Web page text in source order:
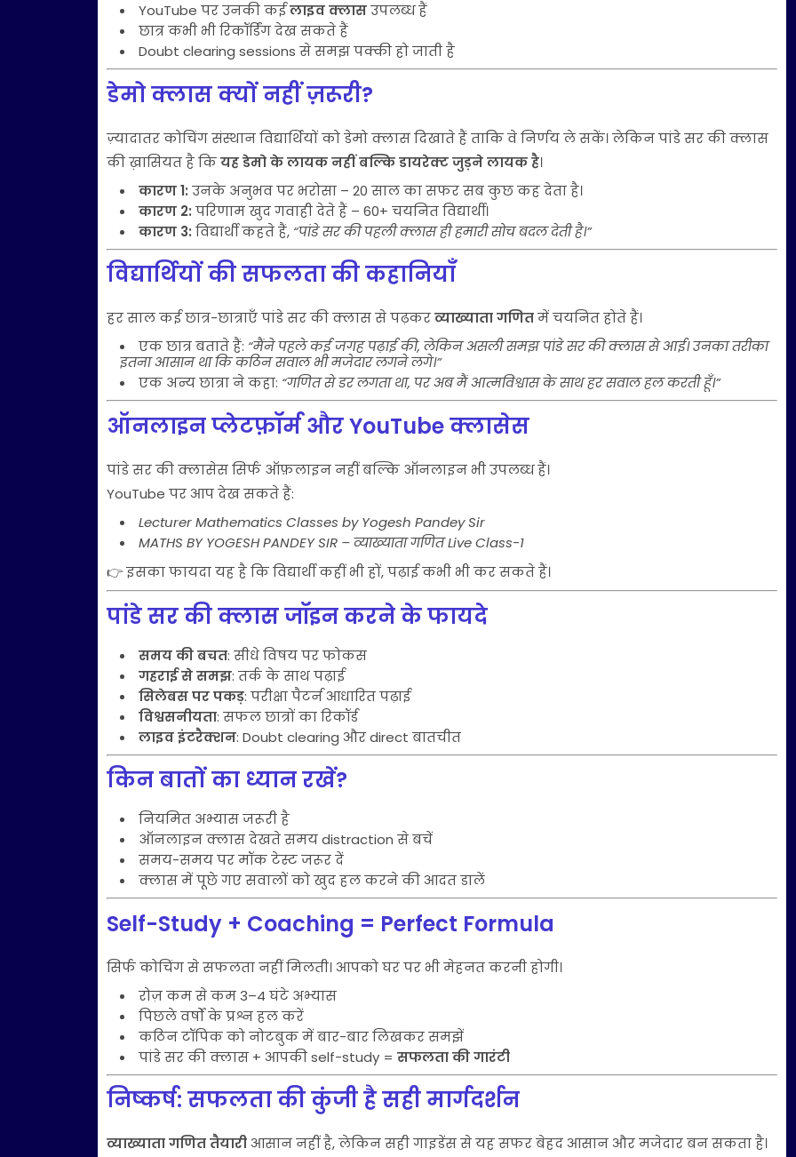
YouTube पर उनकी कईलाइव क्लासउपलब्ध हैं
छात्र कभी भी रिकॉर्डिंग देख सकते हैं
Doubt clearing sessions से समझ पक्की हो जाती है
डेमो क्लास क्यों नहीं ज़रूरी?
ज़्यादातर कोचिंग संस्थान विद्यार्थियों को डेमो क्लास दिखाते हैं ताकि वे निर्णय ले सकें। लेकिन पांडे सर की क्लास
की ख़ासियत है कियह डेमो के लायक नहीं बल्कि डायरेक्ट जुड़ने लायक है।
कारण 1: उनके अनुभव पर भरोसा – 20 साल का सफर सब कुछ कह देता है।
कारण 2: परिणाम खुद गवाही देते हैं – 60+ चयनित विद्यार्थी।
कारण 3: विद्यार्थी कहते हैं, “पांडे सर की पहली क्लास ही हमारी सोच बदल देती है।”
विद्यार्थियों की सफलता की कहानियाँ
हर साल कई छात्र-छात्राएँ पांडे सर की क्लास से पढ़करव्याख्याता गणितमें चयनित होते हैं।
एक छात्र बताते हैं: “मैंने पहले कई जगह पढ़ाई की, लेकिन असली समझ पांडे सर की क्लास से आई। उनका तरीका
इतना आसान था कि कठिन सवाल भी मजेदार लगने लगे।”
एक अन्य छात्रा ने कहा: “गणित से डर लगता था, पर अब मैं आत्मविश्वास के साथ हर सवाल हल करती हूँ।”
ऑनलाइन प्लेटफ़ॉर्म और YouTube क्लासेस
पांडे सर की क्लासेस सिर्फ ऑफ़लाइन नहीं बल्कि ऑनलाइन भी उपलब्ध हैं।
YouTube पर आप देख सकते हैं:
Lecturer Mathematics Classes by Yogesh Pandey Sir
MATHS BY YOGESH PANDEY SIR – व्याख्याता गणित Live Class-1
👉 इसका फायदा यह है कि विद्यार्थी कहीं भी हों, पढ़ाई कभी भी कर सकते हैं।
पांडे सर की क्लास जॉइन करने के फायदे
समय की बचत: सीधे विषय पर फोकस
गहराई से समझ: तर्क के साथ पढ़ाई
सिलेबस पर पकड़: परीक्षा पैटर्न आधारित पढ़ाई
विश्वसनीयता: सफल छात्रों का रिकॉर्ड
लाइव इंटरैक्शन: Doubt clearing और direct बातचीत
किन बातों का ध्यान रखें?
नियमित अभ्यास जरूरी है
ऑनलाइन क्लास देखते समय distraction से बचें
समय-समय पर मॉक टेस्ट जरूर दें
क्लास में पूछे गए सवालों को खुद हल करने की आदत डालें
Self-Study + Coaching = Perfect Formula
सिर्फ कोचिंग से सफलता नहीं मिलती। आपको घर पर भी मेहनत करनी होगी।
रोज़ कम से कम 3–4 घंटे अभ्यास
पिछले वर्षों के प्रश्न हल करें
कठिन टॉपिक को नोटबुक में बार-बार लिखकर समझें
पांडे सर की क्लास + आपकी self-study = सफलता की गारंटी
निष्कर्ष: सफलता की कुंजी है सही मार्गदर्शन
व्याख्याता गणित तैयारीआसान नहीं है, लेकिन सही गाइडेंस से यह सफर बेहद आसान और मजेदार बन सकता है।